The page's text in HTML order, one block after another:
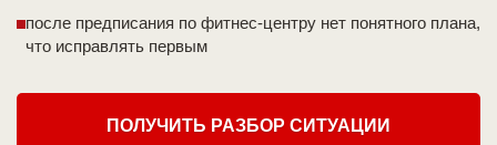
после предписания по фитнес-центру нет понятного плана,
что исправлять первым
ПОЛУЧИТЬ РАЗБОР СИТУАЦИИ